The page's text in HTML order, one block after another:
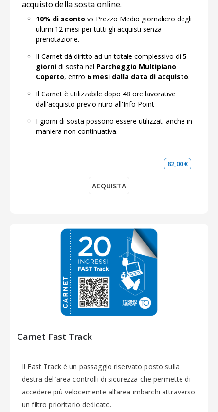
acquisto della sosta online.
10% di sconto vs Prezzo Medio giornaliero degli
ultimi 12 mesi per tutti gli acquisti senza
prenotazione.
Il Carnet dà diritto ad un totale complessivo di 5
giornidi sosta nel Parcheggio Multipiano
Coperto, entro 6 mesi dalla data di acquisto.
Il Carnet è utilizzabile dopo 48 ore lavorative
dall'acquisto previo ritiro all'Info Point
I giorni di sosta possono essere utilizzati anche in
maniera non continuativa.
82,00 €
ACQUISTA
Carnet Fast Track
Il Fast Track è un passaggio riservato posto sulla
destra dell’area controlli di sicurezza che permette di
accedere più velocemente all’area imbarchi attraverso
un filtro prioritario dedicato.